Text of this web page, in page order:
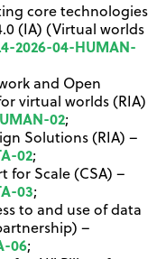
core technologies
(IA) (Virtual worlds
2026-04-HUMAN-
and Open
virtual worlds (RIA)
02;
Solutions (RIA) –
02;
for Scale (CSA) –
03;
to and use of data
–
06;